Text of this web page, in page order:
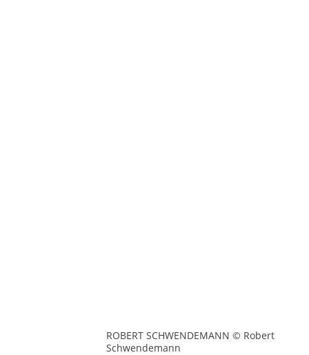
ROBERT SCHWENDEMANN © Robert
Schwendemann